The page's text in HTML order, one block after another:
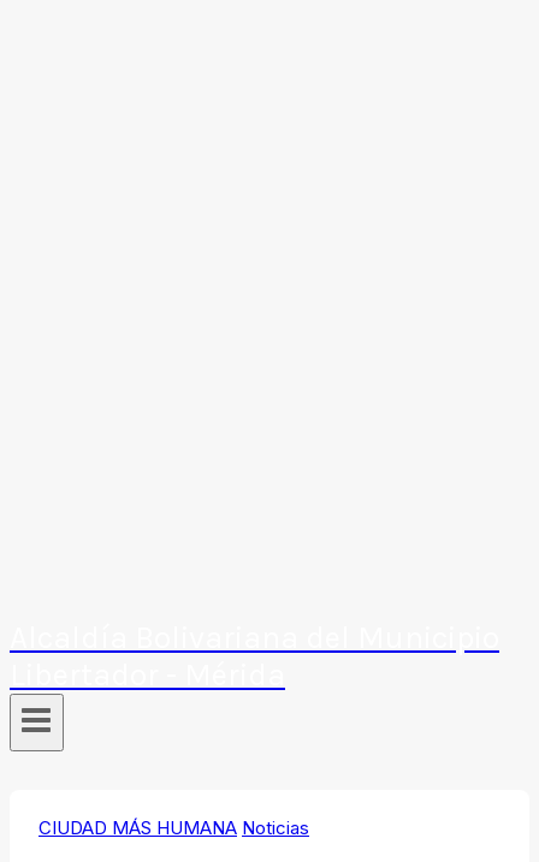
CIUDAD MÁS HUMANA Noticias